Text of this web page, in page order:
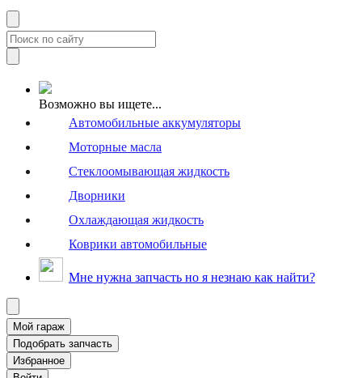
Возможно вы ищете...
Автомобильные аккумуляторы
Моторные масла
Стеклоомывающая жидкость
Дворники
Охлаждающая жидкость
Коврики автомобильные
Мне нужна запчасть но я незнаю как найти?